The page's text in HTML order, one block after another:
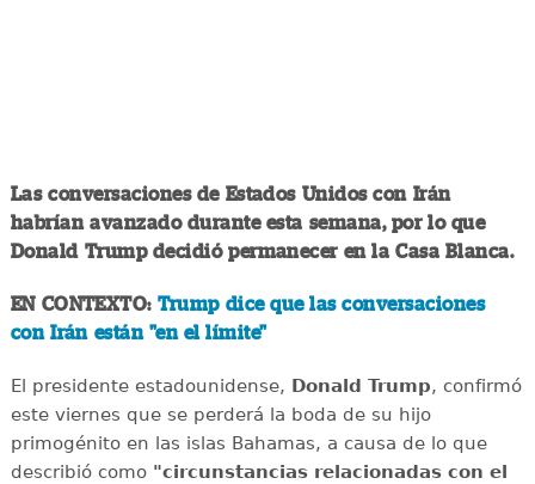
Las conversaciones de Estados Unidos con Irán
habrían avanzado durante esta semana, por lo que
Donald Trump decidió permanecer en la Casa Blanca.
EN CONTEXTO: Trump dice que las conversaciones
con Irán están "en el límite"
El presidente estadounidense, Donald Trump, confirmó
este viernes que se perderá la boda de su hijo
primogénito en las islas Bahamas, a causa de lo que
describió como "circunstancias relacionadas con el